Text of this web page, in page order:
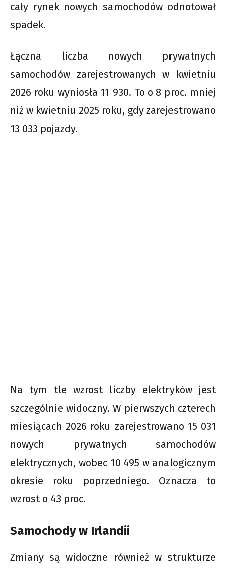
cały rynek nowych samochodów odnotował
spadek.
Łączna liczba nowych prywatnych
samochodów zarejestrowanych w kwietniu
2026 roku wyniosła 11 930. To o 8 proc. mniej
niż w kwietniu 2025 roku, gdy zarejestrowano
13 033 pojazdy.
Na tym tle wzrost liczby elektryków jest
szczególnie widoczny. W pierwszych czterech
miesiącach 2026 roku zarejestrowano 15 031
nowych prywatnych samochodów
elektrycznych, wobec 10 495 w analogicznym
okresie roku poprzedniego. Oznacza to
wzrost o 43 proc.
Samochody w Irlandii
Zmiany są widoczne również w strukturze